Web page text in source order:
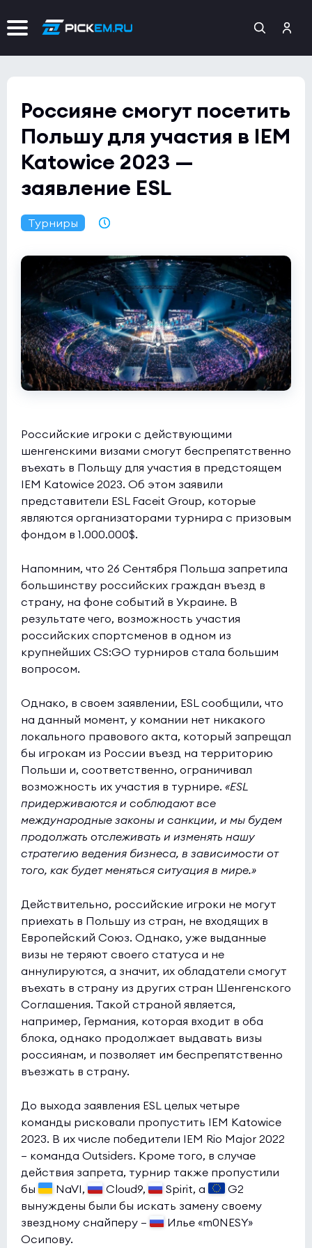
Россияне смогут посетить
Польшу для участия в IEM
Katowice 2023 —
заявление ESL
Турниры
Российские игроки с действующими
шенгенскими визами смогут беспрепятственно
въехать в Польщу для участия в предстоящем
IEM Katowice 2023. Об этом заявили
представители ESL Faceit Group, которые
являются организаторами турнира с призовым
фондом в 1.000.000$.
Напомним, что 26 Сентября Польша запретила
большинству российских граждан въезд в
страну, на фоне событий в Украине. В
результате чего, возможность участия
российских спортсменов в одном из
крупнейших CS:GO турниров стала большим
вопросом.
Однако, в своем заявлении, ESL сообщили, что
на данный момент, у комании нет никакого
локального правового акта, который запрещал
бы игрокам из России въезд на территорию
Польши и, соответственно, ограничивал
возможность их участия в турнире. «ESL
придерживаются и соблюдают все
международные законы и санкции, и мы будем
продолжать отслеживать и изменять нашу
стратегию ведения бизнеса, в зависимости от
того, как будет меняться ситуация в мире.»
Действительно, российские игроки не могут
приехать в Польшу из стран, не входящих в
Европейский Союз. Однако, уже выданные
визы не теряют своего статуса и не
аннулируются, а значит, их обладатели смогут
въехать в страну из других стран Шенгенского
Соглашения. Такой страной является,
например, Германия, которая входит в оба
блока, однако продолжает выдавать визы
россиянам, и позволяет им беспрепятственно
въезжать в страну.
До выхода заявления ESL целых четыре
команды рисковали пропустить IEM Katowice
2023. В их числе победители IEM Rio Major 2022
— команда Outsiders. Кроме того, в случае
действия запрета, турнир также пропустили
бы
NaVI, Cloud9, Spirit, а
G2
вынуждены были бы искать замену своему
звездному снайперу —
Илье «m0NESY»
Осипову.